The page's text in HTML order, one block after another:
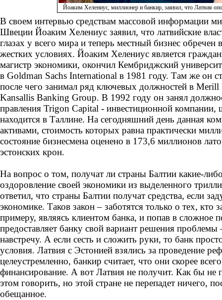
Йоаким Хелениус, миллионер и банкир, заявил, что Латвия
В своем интервью средствам массовой информации
Швеции Йоаким Хелениус заявил, что латвийские
глазах у всего мира и теперь местный бизнес
жестких условиях. Йоаким Хелениус является
магистр экономики, окончил Кембриджский
в Goldman Sachs International в 1981 году. Там же он
после чего занимал ряд ключевых должностей в
Kansallis Banking Group. В 1992 году он занял
правления Trigon Capital - инвестиционной компании,
находится в Таллине. На сегодняшний день данная
активами, стоимость которых равна практически
состояние бизнесмена оценено в 173,6 миллионов
эстонских крон.
На вопрос о том, получат ли страны Балтии какие-
оздоровление своей экономики из выделенного
ответил, что страны Балтии получат средства, если
экономике. Таков закон – заботятся только о тех, кто
примеру, являясь клиентом банка, и попав в сложное
предоставляет банку свой вариант решения проблемы
навстречу. А если сесть и сложить руки, то банк
условия. Латвия с Эстонией взялись за проведение
целеустремленно, банкир считает, что они скорее
финансирование. А вот Латвия не получит. Как бы не
этом говорить, но этой стране не перепадет ничего,
обещанное.